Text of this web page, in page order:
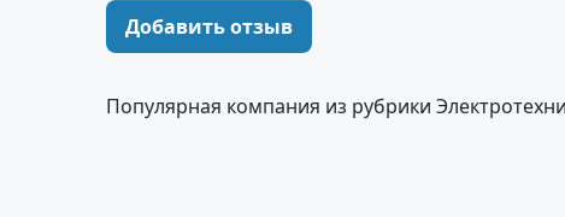
Добавить отзыв
Популярная компания из рубрики